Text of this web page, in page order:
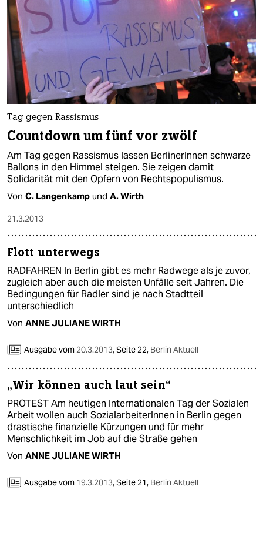
Tag gegen Rassismus
Countdown um fünf vor zwölf
Am Tag gegen Rassismus lassen BerlinerInnen schwarze
Ballons in den Himmel steigen. Sie zeigen damit
Solidarität mit den Opfern von Rechtspopulismus.
Von C. Langenkamp und A. Wirth
21.3.2013
Flott unterwegs
RADFAHREN In Berlin gibt es mehr Radwege als je zuvor,
zugleich aber auch die meisten Unfälle seit Jahren. Die
Bedingungen für Radler sind je nach Stadtteil
unterschiedlich
Von ANNE JULIANE WIRTH
Ausgabe vom 20.3.2013,Seite 22, Berlin Aktuell
„Wir können auch laut sein“
PROTEST Am heutigen Internationalen Tag der Sozialen
Arbeit wollen auch SozialarbeiterInnen in Berlin gegen
drastische finanzielle Kürzungen und für mehr
Menschlichkeit im Job auf die Straße gehen
Von ANNE JULIANE WIRTH
Ausgabe vom 19.3.2013,Seite 21, Berlin Aktuell